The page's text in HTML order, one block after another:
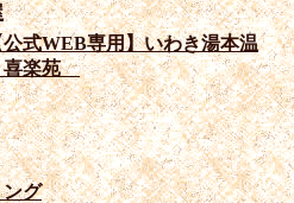
式WEB専用】いわき湯本温
喜楽苑
グ